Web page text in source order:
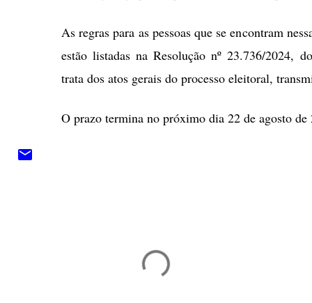
As regras para as pessoas que se encontram
estão listadas na Resolução nº 23.736/2024,
trata dos atos gerais do processo eleitoral,
O prazo termina no próximo dia 22 de agosto de